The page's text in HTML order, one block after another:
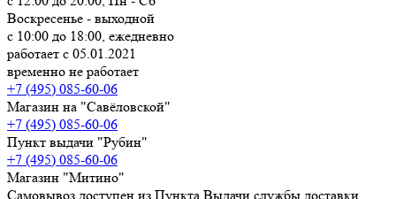
Воскресенье - выходной
с 10:00 до 18:00, ежедневно
работает с 05.01.2021
временно не работает
+7 (495) 085-60-06
Магазин на "Савёловской"
+7 (495) 085-60-06
Пункт выдачи "Рубин"
+7 (495) 085-60-06
Магазин "Митино"
Самовывоз доступен из Пункта Выдачи службы доставки